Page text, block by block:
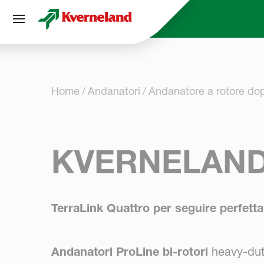
Home Andanatori Andanatore a rotore
TerraLink Quattro per seguire
Andanatori ProLine bi-rotori heavy-
Pannello di gestione dei cookies